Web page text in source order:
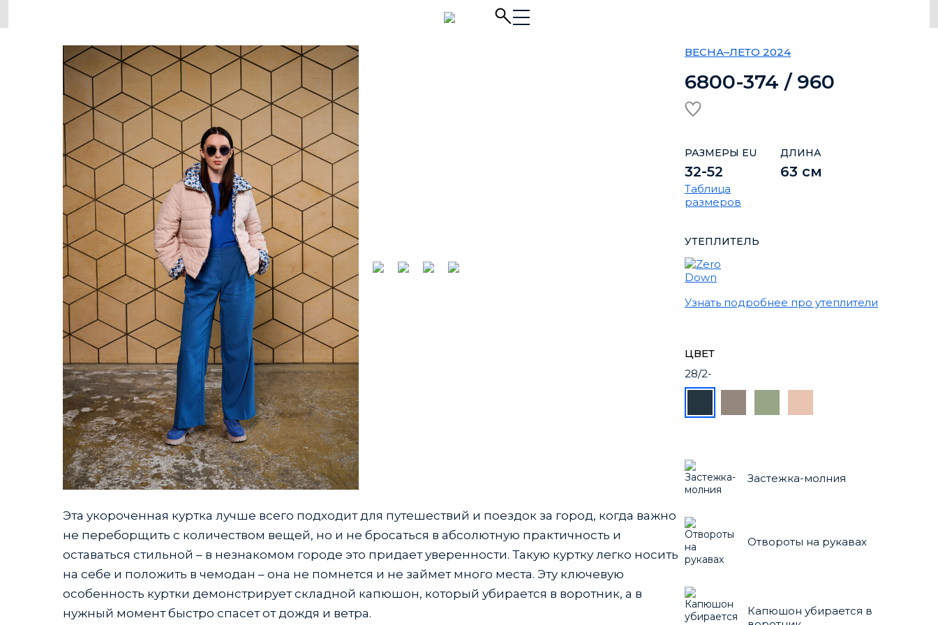
Эта укороченная куртка лучше всего подходит для путешествий и поездок за город, когда важно
не переборщить с количеством вещей, но и не бросаться в абсолютную практичность и
оставаться стильной – в незнакомом городе это придает уверенности. Такую куртку легко носить
на себе и положить в чемодан – она не помнется и не займет много места. Эту ключевую
особенность куртки демонстрирует складной капюшон, который убирается в воротник, а в
нужный момент быстро спасет от дождя и ветра.
ВЕСНА–ЛЕТО 2024
6800-374 / 960
ЦВЕТ
28/2-
РАЗМЕРЫ EU
32-52
Таблица
размеров
ДЛИНА
63 см
УТЕПЛИТЕЛЬ
Узнать подробнее про утеплители
Застежка-молния
Отвороты на рукавах
Капюшон убирается в